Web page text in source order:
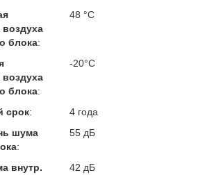
воздуха
блока:
48 °С
воздуха
блока:
-20°С
срок:
4 года
шума
:
55 дБ
внутр.
42 дБ